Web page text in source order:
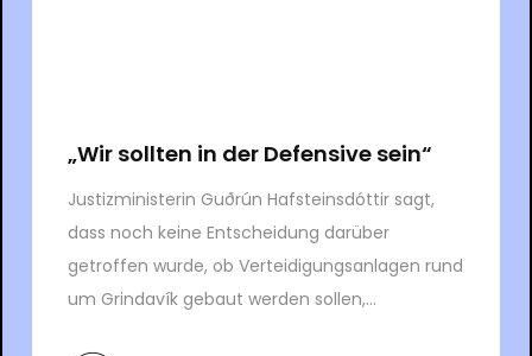
„Wir sollten in der Defensive sein“
Justizministerin Guðrún Hafsteinsdóttir sagt,
dass noch keine Entscheidung darüber
getroffen wurde, ob Verteidigungsanlagen rund
um Grindavík gebaut werden sollen,...